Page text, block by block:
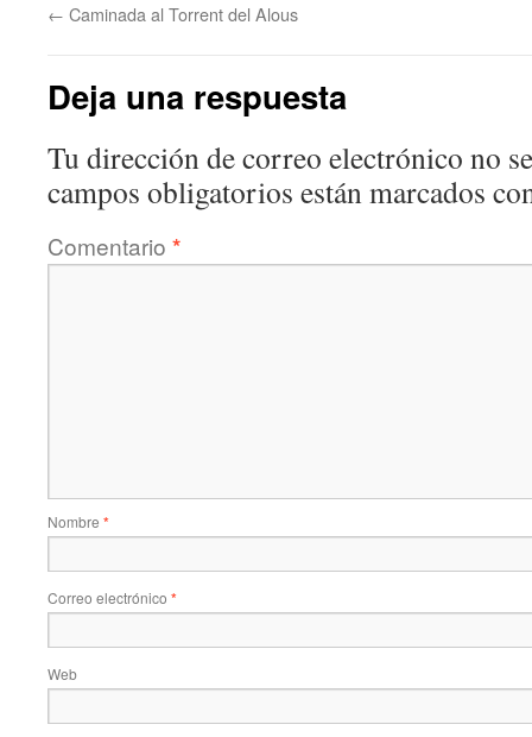
← Caminada al Torrent del Alous
Deja una respuesta
Tu dirección de correo electrónico no
campos obligatorios están marcados
Comentario *
Nombre *
Correo electrónico *
Web